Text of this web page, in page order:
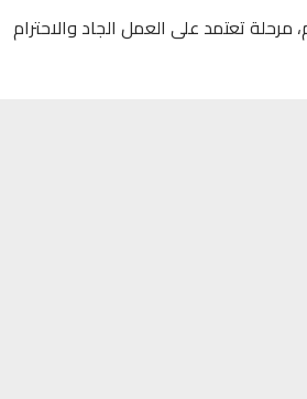
مرحلة تعتمد على العمل الجاد والاحترام